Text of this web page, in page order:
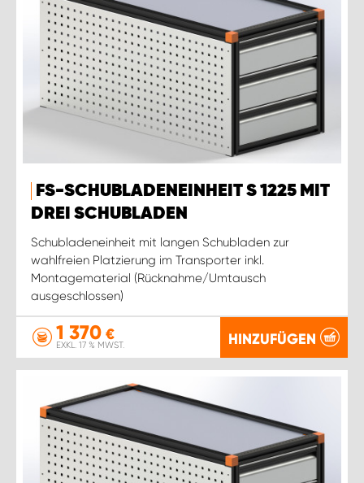
FS-SCHUBLADENEINHEIT S 1225 MIT
DREI SCHUBLADEN
Schubladeneinheit mit langen Schubladen zur
wahlfreien Platzierung im Transporter inkl.
Montagematerial (Rücknahme/Umtausch
ausgeschlossen)
1 370 €
EXKL. 17 % MWST. HINZUFÜGEN